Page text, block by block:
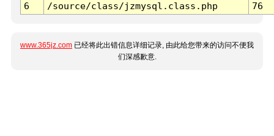
6
/source/class/jzmysql.class.php 76
www.365jz.com 已经将此出错信息详细记录, 由此给您带来的访问不便我
们深感歉意.